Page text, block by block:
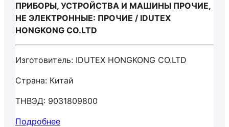
ПРИБОРЫ, УСТРОЙСТВА И МАШИНЫ ПРОЧИЕ,
НЕ ЭЛЕКТРОННЫЕ: ПРОЧИЕ / IDUTEX
HONGKONG CO.LTD
Изготовитель: IDUTEX HONGKONG CO.LTD
Страна: Китай
ТНВЭД: 9031809800
Подробнее